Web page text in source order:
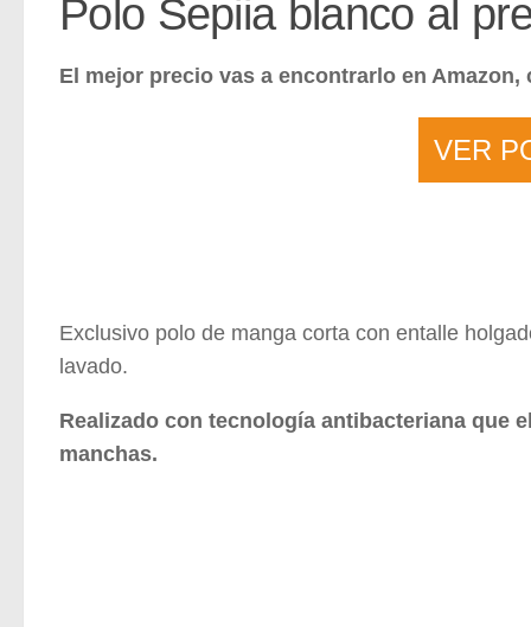
Polo Sepiia blanco al
El mejor precio vas a encontrarlo en
VER
Exclusivo polo de manga corta con entalle
lavado.
Realizado con tecnología antibacteriana que
manchas.